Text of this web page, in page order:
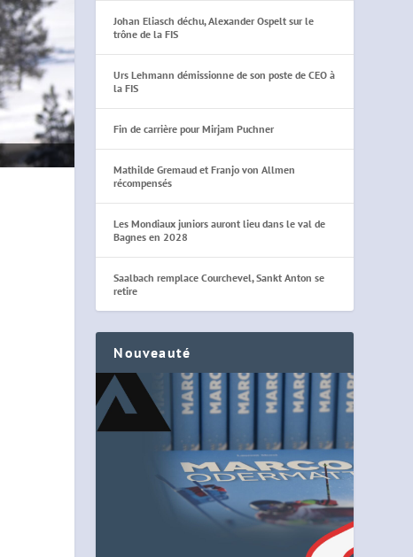
Johan Eliasch déchu, Alexander Ospelt sur le
trône de la FIS
Urs Lehmann démissionne de son poste de CEO à
la FIS
Fin de carrière pour Mirjam Puchner
Mathilde Gremaud et Franjo von Allmen
récompensés
Les Mondiaux juniors auront lieu dans le val de
Bagnes en 2028
Saalbach remplace Courchevel, Sankt Anton se
retire
Nouveauté